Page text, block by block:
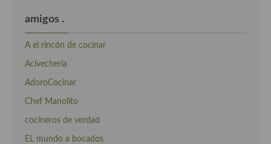
amigos .
A el rincón de cocinar
Acivecheria
AdoroCocinar
Chef Manolito
cocineros de verdad
EL mundo a bocados